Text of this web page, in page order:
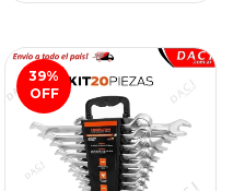
39%
OFF